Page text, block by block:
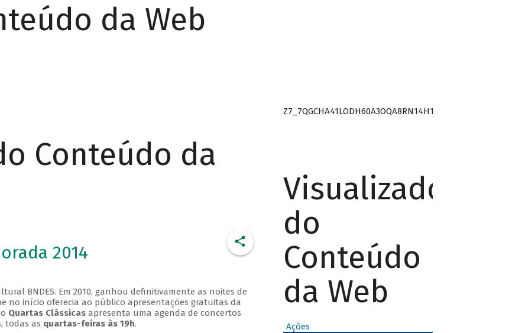
da Web
Conteúdo da
2014
BNDES. Em 2010, ganhou definitivamente as noites de
no início oferecia ao público apresentações gratuitas da
Quartas Clássicasapresenta uma agenda de concertos
todas as quartas-feiras às 19h.
Z7_7QGCHA41LODH60A3OQA8RN14H1
Visualizador
do
Conteúdo
da Web
Ações